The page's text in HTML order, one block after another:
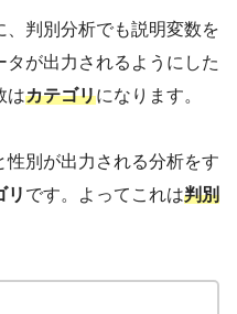
、判別分析でも説明変数を
タが出力されるようにした
はカテゴリになります。
別が出力される分析をす
リ です。よってこれは判別